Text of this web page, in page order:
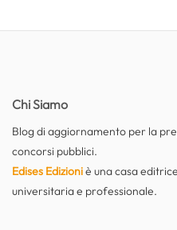
Chi Siamo
Blog di aggiornamento per la
concorsi pubblici.
Edises Edizioniè una casa
universitaria e professionale.